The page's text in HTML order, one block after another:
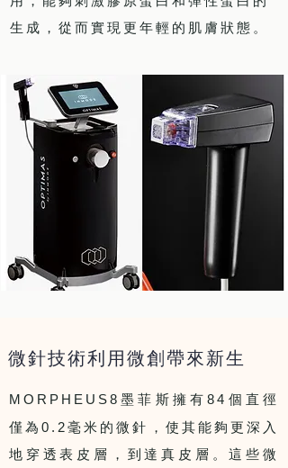
生成，從而實現更年輕的肌膚狀態。
微針技術利用微創帶來新生
MORPHEUS8 墨菲斯擁有84 個直徑
僅為0.2毫米的微針，使其能夠更深入
地穿透表皮層，到達真皮層。這些微